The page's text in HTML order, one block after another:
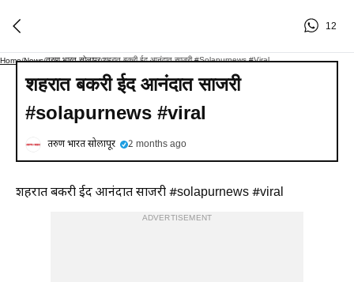
12
Home/News/तरुण भारत सोलापूर/शहरात बकरी ईद आनंदात साजरी #solapurnews #viral
शहरात बकरी ईद आनंदात साजरी
#solapurnews #viral
तरुण भारत सोलापूर 2 months ago
शहरात बकरी ईद आनंदात साजरी #solapurnews #viral
ADVERTISEMENT